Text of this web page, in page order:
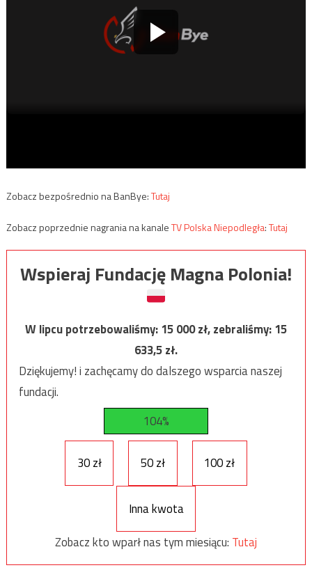
Zobacz bezpośrednio na BanBye:Tutaj
Zobacz poprzednie nagrania na kanaleTV Polska Niepodległa:Tutaj
Wspieraj Fundację Magna Polonia!
W lipcu potrzebowaliśmy:15 000zł, zebraliśmy:15
633,5zł.
Dziękujemy! i zachęcamy do dalszego wsparcia naszej
fundacji.
104%
30 zł 50 zł 100 zł
Inna kwota
Zobacz kto wparł nas tym miesiącu: Tutaj